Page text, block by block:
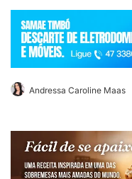
Andressa Caroline Maas